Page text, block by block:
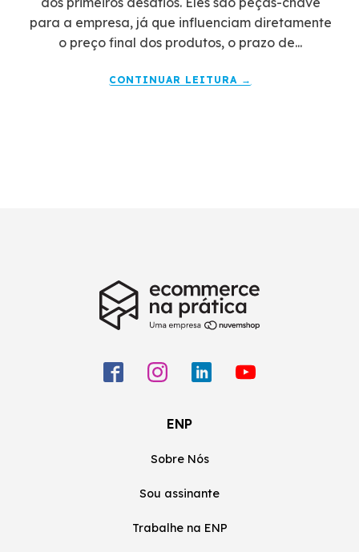
para a empresa, já que influenciam diretamente
o preço final dos produtos, o prazo de...
CONTINUAR LEITURA →
ENP
Sobre Nós
Sou assinante
Trabalhe na ENP